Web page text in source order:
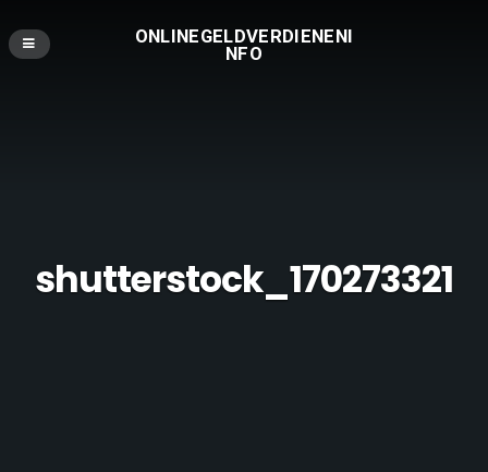
ONLINEGELDVERDIENENI
NFO
shutterstock_170273321